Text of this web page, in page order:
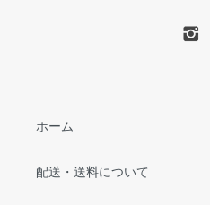
ホーム
配送・送料について